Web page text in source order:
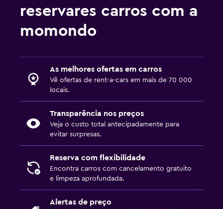
reservares carros com a
momondo
As melhores ofertas em carros
Vê ofertas de rent-a-cars em mais de 70 000
locais.
Transparência nos preços
Veja o custo total antecipadamente para
evitar surpresas.
Reserva com flexibilidade
Encontra carros com cancelamento gratuito
e limpeza aprofundada.
Alertas de preço